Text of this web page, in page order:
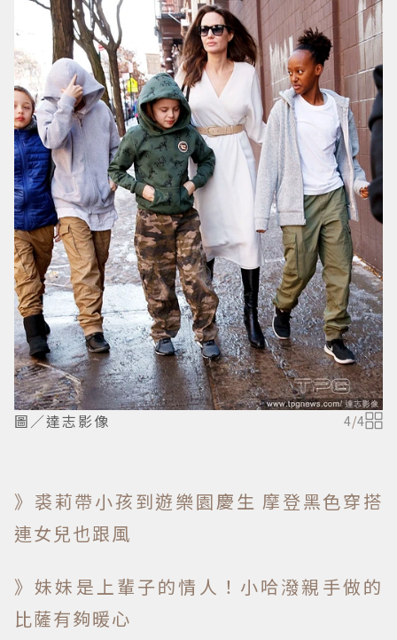
圖／達志影像 4/4
》裘莉帶小孩到遊樂園慶生 摩登黑色穿搭
連女兒也跟風
》妹妹是上輩子的情人！小哈潑親手做的
比薩有夠暖心